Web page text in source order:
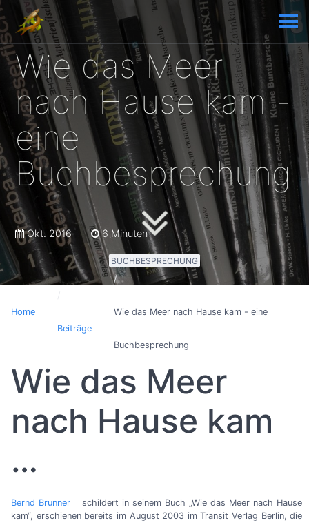
Wie das Meer
nach Hause kam -
eine
Buchbesprechung
Okt. 2016 6 Minuten
BUCHBESPRECHUNG
Home
Beiträge
Wie das Meer nach Hause kam - eine
Buchbesprechung
Wie das Meer
nach Hause kam
…
Bernd Brunner
schildert in seinem Buch „Wie das Meer nach Hause
kam“, erschienen bereits im August 2003 im Transit Verlag Berlin, die